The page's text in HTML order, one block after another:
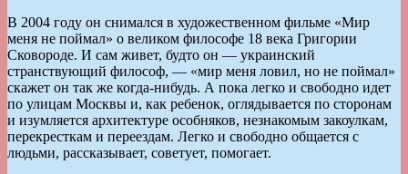
В 2004 году он снимался в художественном фильме «Мир
меня не поймал» о великом философе 18 века Григории
Сковороде. И сам живет, будто он — украинский
странствующий философ, — «мир меня ловил, но не поймал»
скажет он так же когда-нибудь. А пока легко и свободно идет
по улицам Москвы и, как ребенок, оглядывается по сторонам
и изумляется архитектуре особняков, незнакомым закоулкам,
перекресткам и переездам. Легко и свободно общается с
людьми, рассказывает, советует, помогает.